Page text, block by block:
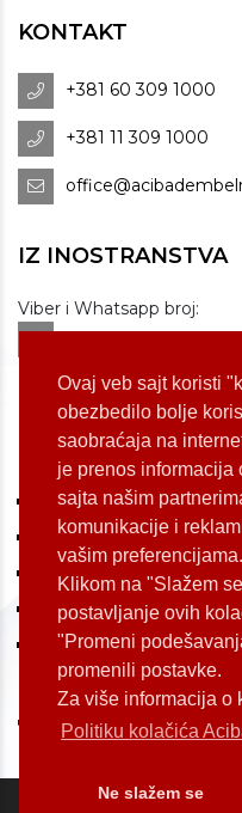
Ovaj veb sajt koristi
obezbedilo bolje
saobraćaja na
je prenos informacija
sajta našim
komunikacije i
vašim preferencijama.
Klikom na "Slažem
postavljanje ovih
"Promeni
promenili postavke.
Za više informacija o
Politiku kolačića
Ne slažem se
KONTAKT
+381 60 309 1000
+381 11 309 1000
IZ INOSTRANSTVA
Viber i Whatsapp broj:
+381 60 309 1070
Dostupnost: od 07 do 22h
LOKACIJE
Koste Jovanovića 87
Bulevar Oslobođenja
Bulevar Oslobođenja 165
Kneginje Zorke 7
Palmira Toljatija 1 (Novi